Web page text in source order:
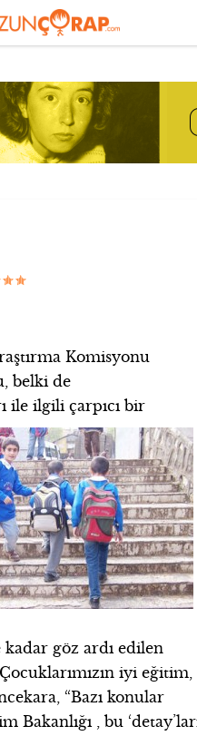
Komisyonu
belki de
ile ilgili çarpıcı bir
göz ardı edilen
iyi eğitim,
“Bazı konular
, bu